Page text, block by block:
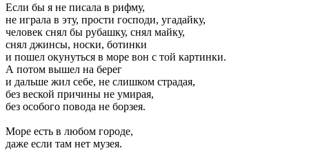
Если бы я не писала в рифму,
не играла в эту, прости господи, угадайку,
человек снял бы рубашку, снял майку,
снял джинсы, носки, ботинки
и пошел окунуться в море вон с той картинки.
А потом вышел на берег
и дальше жил себе, не слишком страдая,
без веской причины не умирая,
без особого повода не борзея.
Море есть в любом городе,
даже если там нет музея.